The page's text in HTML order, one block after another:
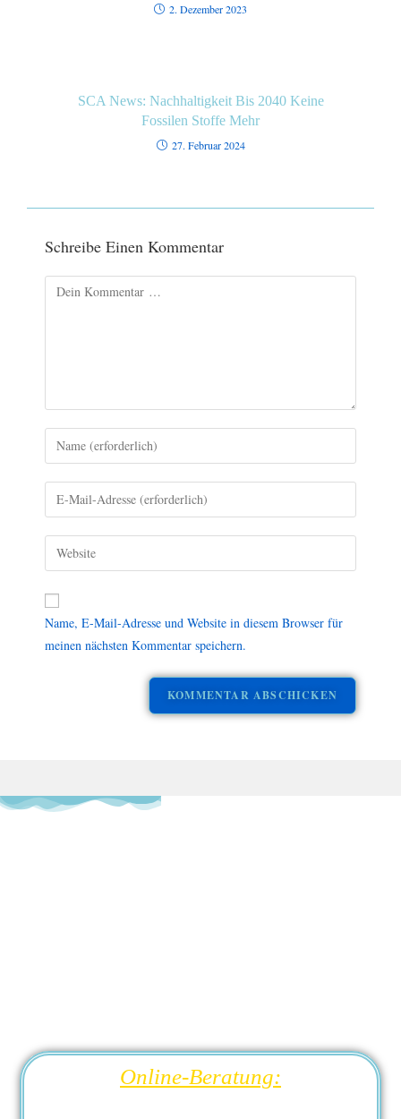
2. Dezember 2023
SCA News: Nachhaltigkeit Bis 2040 Keine
Fossilen Stoffe Mehr
27. Februar 2024
Schreibe Einen Kommentar
Name, E-Mail-Adresse und Website in diesem Browser für
meinen nächsten Kommentar speichern.
Online-Beratung: